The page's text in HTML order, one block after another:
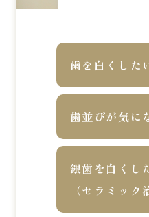
歯を白くした
歯並びが気に
銀歯を白くし
（セラミック